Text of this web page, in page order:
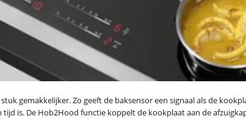
gemakkelijker. Zo geeft de baksensor een signaal als de
is. De Hob2Hood functie koppelt de kookplaat aan de